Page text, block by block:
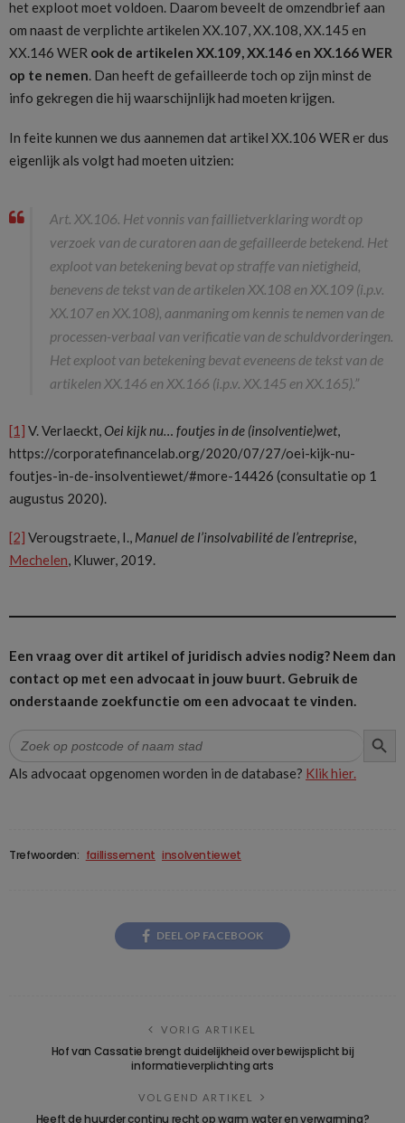
het exploot moet voldoen. Daarom beveelt de omzendbrief aan
om naast de verplichte artikelen XX.107, XX.108, XX.145 en
XX.146 WER ook de artikelen XX.109, XX.146 en XX.166 WER
op te nemen. Dan heeft de gefailleerde toch op zijn minst de
info gekregen die hij waarschijnlijk had moeten krijgen.
In feite kunnen we dus aannemen dat artikel XX.106 WER er dus
eigenlijk als volgt had moeten uitzien:
Art. XX.106. Het vonnis van faillietverklaring wordt op
verzoek van de curatoren aan de gefailleerde betekend. Het
exploot van betekening bevat op straffe van nietigheid,
benevens de tekst van de artikelen XX.108 en XX.109 (i.p.v.
XX.107 en XX.108), aanmaning om kennis te nemen van de
processen-verbaal van verificatie van de schuldvorderingen.
Het exploot van betekening bevat eveneens de tekst van de
artikelen XX.146 en XX.166 (i.p.v. XX.145 en XX.165).”
[1] V. Verlaeckt, Oei kijk nu… foutjes in de (insolventie)wet
https://corporatefinancelab.org/2020/07/27/oei-kijk-nu-
foutjes-in-de-insolventiewet/#more-14426 (consultatie op 1
augustus 2020).
[2] Verougstraete, I., Manuel de l’insolvabilité de l’entreprise,
Mechelen, Kluwer, 2019.
Een vraag over dit artikel of juridisch advies nodig? Neem dan
contact op met een advocaat in jouw buurt. Gebruik de
onderstaande zoekfunctie om een advocaat te vinden.
Zoek
naar:
Als advocaat opgenomen worden in de database? Klik hier.
Trefwoorden: faillissement insolventiewet
DEEL OP FACEBOOK
VORIG ARTIKEL
Hof van Cassatie brengt duidelijkheid over bewijsplicht bij
informatieverplichting arts
VOLGEND ARTIKEL
Heeft de huurder continu recht op warm water en verwarming?